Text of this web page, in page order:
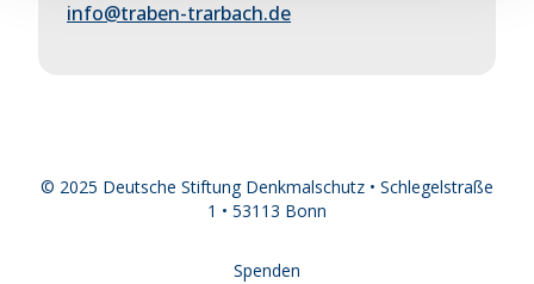
info@traben-trarbach.de
© 2025 Deutsche Stiftung Denkmalschutz • Schlegelstraße
1 • 53113 Bonn
Spenden